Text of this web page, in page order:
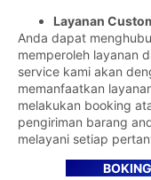
Layanan
Anda dapat
memperoleh layanan
service kami akan
memanfaatkan
melakukan booking
pengiriman barang
melayani setiap